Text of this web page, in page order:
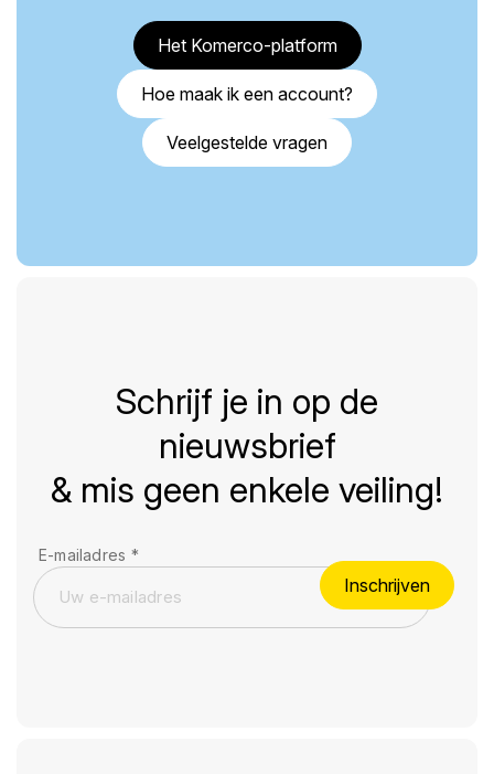
Het Komerco-platform
Hoe maak ik een account?
Veelgestelde vragen
Schrijf je in op de
nieuwsbrief
& mis geen enkele veiling!
E-mailadres *
Inschrijven